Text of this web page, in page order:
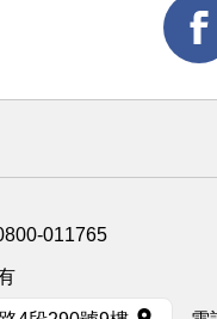
011765